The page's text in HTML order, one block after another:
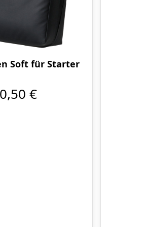
Soft für Starter
€